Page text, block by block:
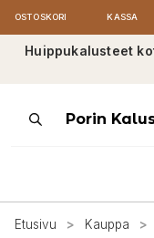
OSTOSKORI KASSA
Huippukalusteet
ProductsPorin
Etusivu > Kauppa >